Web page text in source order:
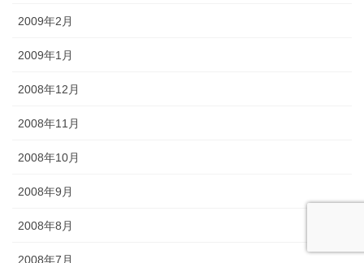
2009年2月
2009年1月
2008年12月
2008年11月
2008年10月
2008年9月
2008年8月
2008年7月